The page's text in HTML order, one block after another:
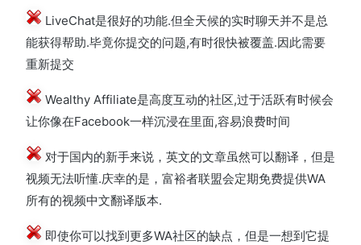
LiveChat是很好的功能.但全天候的实时聊天并不是总
能获得帮助.毕竟你提交的问题,有时很快被覆盖.因此需要
重新提交
Wealthy Affiliate是高度互动的社区,过于活跃有时候会
让你像在Facebook一样沉浸在里面,容易浪费时间
对于国内的新手来说，英文的文章虽然可以翻译，但是
视频无法听懂.庆幸的是，富裕者联盟会定期免费提供WA
所有的视频中文翻译版本.
即使你可以找到更多WA社区的缺点，但是一想到它提